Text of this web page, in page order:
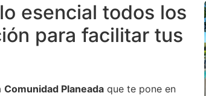
esencial todos los
para facilitar tus
Comunidad Planeada que te pone en